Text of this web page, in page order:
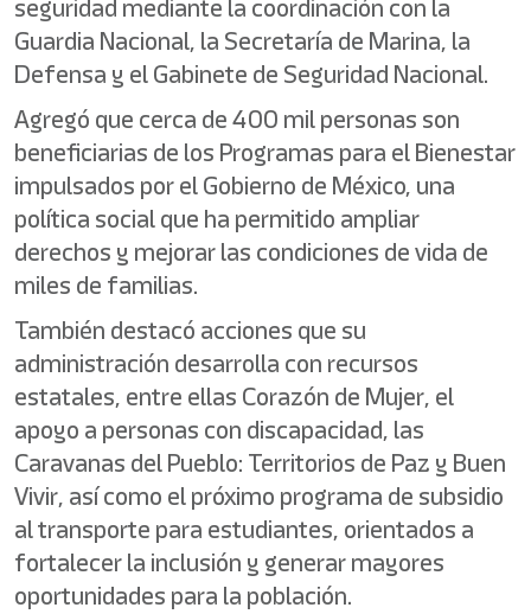
seguridad mediante la coordinación con la
Guardia Nacional, la Secretaría de Marina, la
Defensa y el Gabinete de Seguridad Nacional.
Agregó que cerca de 400 mil personas son
beneficiarias de los Programas para el Bienestar
impulsados por el Gobierno de México, una
política social que ha permitido ampliar
derechos y mejorar las condiciones de vida de
miles de familias.
También destacó acciones que su
administración desarrolla con recursos
estatales, entre ellas Corazón de Mujer, el
apoyo a personas con discapacidad, las
Caravanas del Pueblo: Territorios de Paz y Buen
Vivir, así como el próximo programa de subsidio
al transporte para estudiantes, orientados a
fortalecer la inclusión y generar mayores
oportunidades para la población.